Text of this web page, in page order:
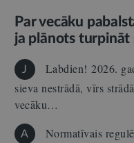
Par vecāku
ja plānots turpināt
J
Labdien! 2026.
sieva nestrādā, vīrs
vecāku…
A
Normatīvais